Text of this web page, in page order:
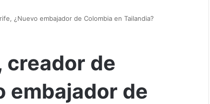
¿Nuevo embajador de Colombia en Tailandia?
creador de
embajador de